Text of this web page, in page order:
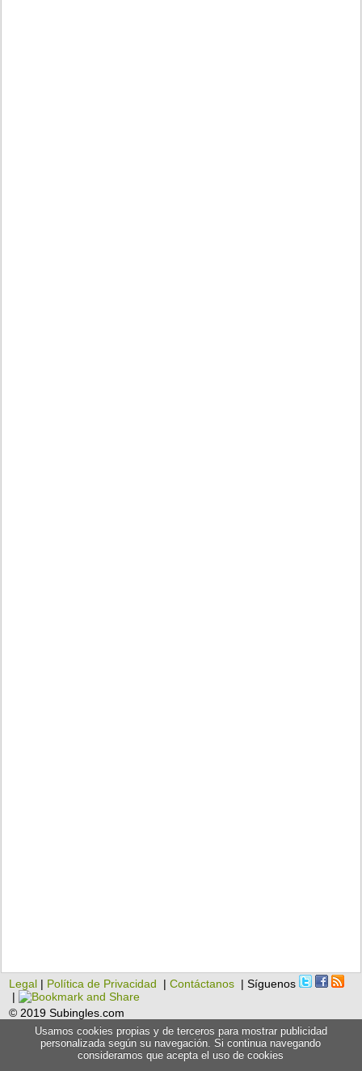
Legal | Política de Privacidad |Contáctanos | Síguenos
|
© 2019 Subingles.com
Usamos cookies propias y de terceros para mostrar publicidad
personalizada según su navegación. Si continua navegando
consideramos que acepta el uso de cookies